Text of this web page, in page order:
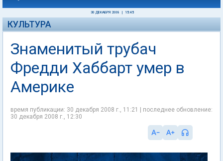
30 ДЕКАБРЯ 2008 15:45
КУЛЬТУРА
Знаменитый трубач
Фредди Хаббарт умер в
Америке
время публикации: 30 декабря 2008 г., 11:21 | последнее обновление:
30 декабря 2008 г., 12:30